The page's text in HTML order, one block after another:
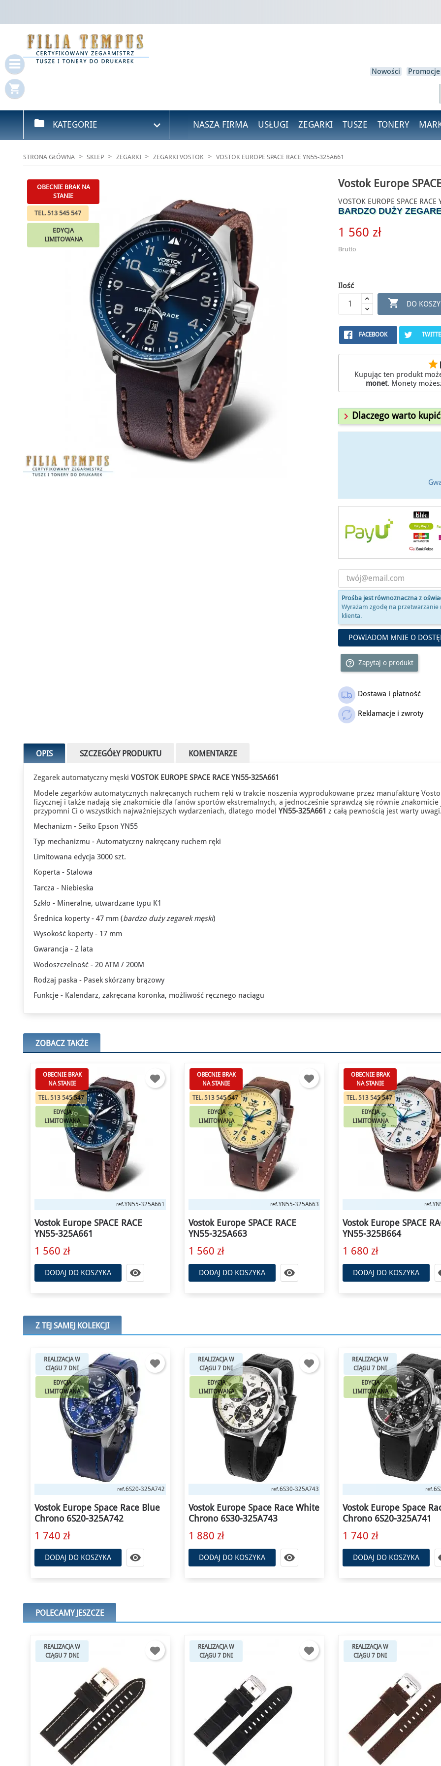
shopping_cart
Nowości Promocje
folder KATEGORIE  NASZA FIRMA USŁUGI ZEGARKI TUSZE TONERY
STRONA GŁÓWNA SKLEP ZEGARKI ZEGARKI VOSTOK VOSTOK EUROPE SPACE RACE YN55-325A661
OBECNIE BRAK NA
STANIE
TEL. 513 545 547
EDYCJA
LIMITOWANA
Vostok Europe
VOSTOK EUROPE SPACE
BARDZO DUŻY
1 560 zł
Brutto
Ilość
 DO
FACEBOOK
star
Kupując ten produkt
monet. Monety
 Dlaczego warto
Prośba jest równoznaczna z
Wyrażam zgodę na
klienta.
POWIADOM MNIE O
help_outline Zapytaj o produkt
Dostawa i płatność
Reklamacje i zwroty
OPIS SZCZEGÓŁY PRODUKTU KOMENTARZE
Zegarek automatyczny męski VOSTOK EUROPE SPACE RACE YN55-325A661
Modele zegarków automatycznych nakręcanych ruchem ręki w trakcie noszenia wyprodukowane przez manufakturę
fizycznej i także nadają się znakomicie dla fanów sportów ekstremalnych, a jednocześnie sprawdzą się równie
przypomni Ci o wszystkich najważniejszych wydarzeniach, dlatego model YN55-325A661 z całą pewnością jest warty uwagi.
Mechanizm - Seiko Epson YN55
Typ mechanizmu - Automatyczny nakręcany ruchem ręki
Limitowana edycja 3000 szt.
Koperta - Stalowa
Tarcza - Niebieska
Szkło - Mineralne, utwardzane typu K1
Średnica koperty - 47 mm (bardzo duży zegarek męski)
Wysokość koperty - 17 mm
Gwarancja - 2 lata
Wodoszczelność - 20 ATM / 200M
Rodzaj paska - Pasek skórzany brązowy
Funkcje - Kalendarz, zakręcana koronka, możliwość ręcznego naciągu
ZOBACZ TAKŻE
OBECNIE BRAK
NA STANIE
TEL. 513 545 547
EDYCJA
LIMITOWANA
ref.YN55-325A663
Vostok Europe SPACE RACE
YN55-325A663
1 560 zł
DODAJ DO KOSZYKA 
OBECNIE BRAK
NA STANIE
TEL. 513 545 547
EDYCJA
LIMITOWANA
ref.YN55-325B664
Vostok Europe SPACE RACE
YN55-325B664
1 680 zł
DODAJ DO KOSZYKA 
OBECNIE BRAK
NA STANIE
TEL. 513 545 547
EDYCJA
LIMITOWANA
ref.
Vostok Europe Space
Automatic YN55-325A745
1 630 zł
DODAJ DO KOSZYKA
Z TEJ SAMEJ KOLEKCJI
REALIZACJA W
CIĄGU 7 DNI
EDYCJA
LIMITOWANA
ref.6S30-325A743
Vostok Europe Space Race White
Chrono 6S30-325A743
1 880 zł
DODAJ DO KOSZYKA 
REALIZACJA W
CIĄGU 7 DNI
EDYCJA
LIMITOWANA
ref.6S20-325A741
Vostok Europe Space Race Black
Chrono 6S20-325A741
1 740 zł
DODAJ DO KOSZYKA 
REALIZACJA W
CIĄGU 7 DNI
EDYCJA
LIMITOWANA
ref.
Vostok Europe Space
NH35A-325A745
1 630 zł
DODAJ DO KOSZYKA
POLECAMY JESZCZE
REALIZACJA W
CIĄGU 7 DNI
REALIZACJA W
CIĄGU 7 DNI
REALIZACJA W
CIĄGU 7 DNI